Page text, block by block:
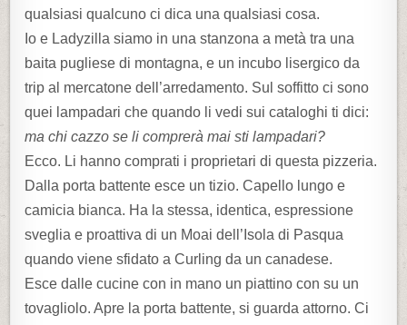
qualsiasi qualcuno ci dica una qualsiasi cosa.
Io e Ladyzilla siamo in una stanzona a metà tra una
baita pugliese di montagna, e un incubo lisergico da
trip al mercatone dell’arredamento. Sul soffitto ci sono
quei lampadari che quando li vedi sui cataloghi ti dici:
ma chi cazzo se li comprerà mai sti lampadari?
Ecco. Li hanno comprati i proprietari di questa pizzeria.
Dalla porta battente esce un tizio. Capello lungo e
camicia bianca. Ha la stessa, identica, espressione
sveglia e proattiva di un Moai dell’Isola di Pasqua
quando viene sfidato a Curling da un canadese.
Esce dalle cucine con in mano un piattino con su un
tovagliolo. Apre la porta battente, si guarda attorno. Ci